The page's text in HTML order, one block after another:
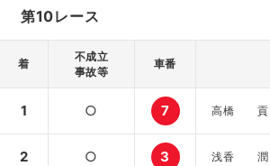
第10レース
着
不成立
事故等
車番
1 ○ 7 高橋 貢
2 ○ 3 浅香 潤